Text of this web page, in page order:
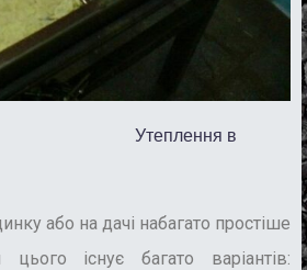
в
або на дачі набагато простіше
існує багато варіантів: